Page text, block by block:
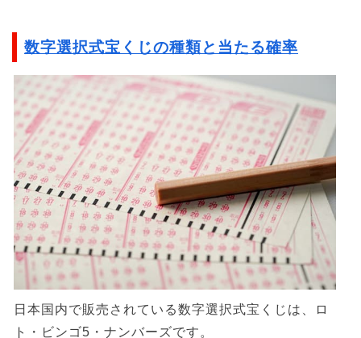
数字選択式宝くじの種類と当たる確率
日本国内で販売されている数字選択式宝くじは、ロ
ト・ビンゴ5・ナンバーズです。